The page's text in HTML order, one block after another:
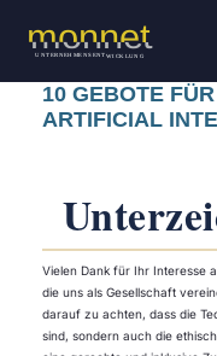
Zum
springen10 GEBOTE
ARTIFICIAL
Vielen Dank für Ihr Interesse
die uns als Gesellschaft
darauf zu achten, dass die
sind, sondern auch die